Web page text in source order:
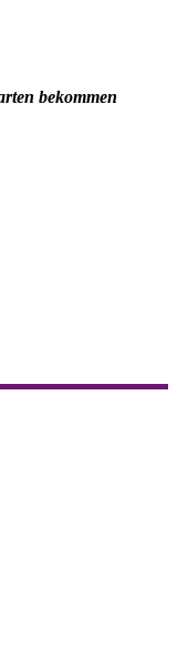
bekommen